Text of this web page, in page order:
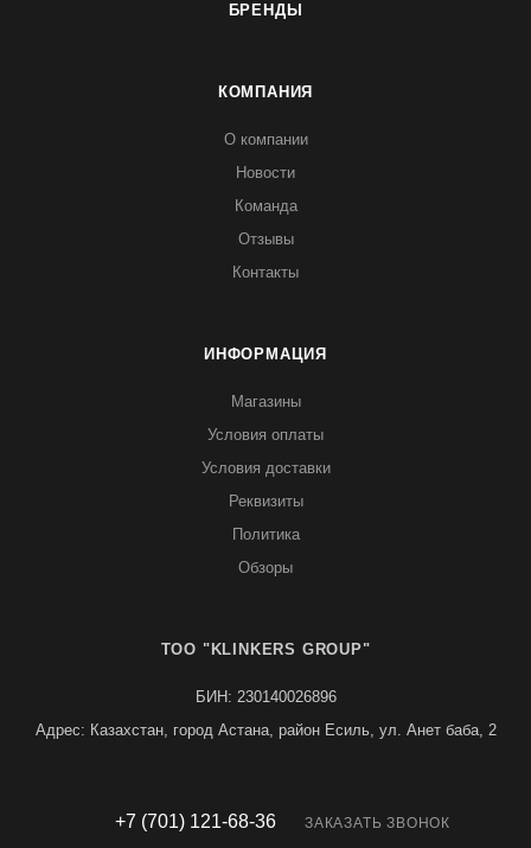
БРЕНДЫ
КОМПАНИЯ
О компании
Новости
Команда
Отзывы
Контакты
ИНФОРМАЦИЯ
Магазины
Условия оплаты
Условия доставки
Реквизиты
Политика
Обзоры
TOO "KLINKERS GROUP"
БИН: 230140026896
Адрес: Казахстан, город Астана, район Есиль, ул. Анет баба, 2
+7 (701) 121-68-36 ЗАКАЗАТЬ ЗВОНОК